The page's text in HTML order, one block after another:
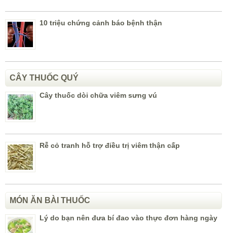
10 triệu chứng cảnh báo bệnh thận
CÂY THUỐC QUÝ
Cây thuốc dòi chữa viêm sưng vú
Rễ cỏ tranh hỗ trợ điều trị viêm thận cấp
MÓN ĂN BÀI THUỐC
Lý do bạn nên đưa bí đao vào thực đơn hàng ngày